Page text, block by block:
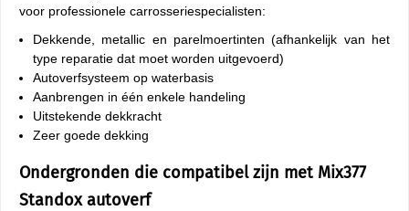
voor professionele carrosseriespecialisten:
Dekkende, metallic en parelmoertinten (afhankelijk van het
type reparatie dat moet worden uitgevoerd)
Autoverfsysteem op waterbasis
Aanbrengen in één enkele handeling
Uitstekende dekkracht
Zeer goede dekking
Ondergronden die compatibel zijn met Mix377
Standox autoverf